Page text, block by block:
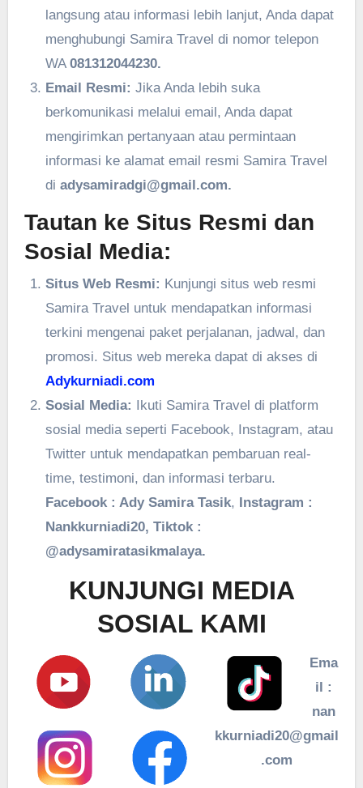
langsung atau informasi lebih lanjut, Anda dapat
menghubungi Samira Travel di nomor telepon
WA 081312044230.
Email Resmi: Jika Anda lebih suka
berkomunikasi melalui email, Anda dapat
mengirimkan pertanyaan atau permintaan
informasi ke alamat email resmi Samira Travel
di adysamiradgi@gmail.com.
Tautan ke Situs Resmi dan
Sosial Media:
Situs Web Resmi: Kunjungi situs web resmi
Samira Travel untuk mendapatkan informasi
terkini mengenai paket perjalanan, jadwal, dan
promosi. Situs web mereka dapat di akses di
Adykurniadi.com
Sosial Media: Ikuti Samira Travel di platform
sosial media seperti Facebook, Instagram, atau
Twitter untuk mendapatkan pembaruan real-
time, testimoni, dan informasi terbaru.
Facebook : Ady Samira Tasik, Instagram :
Nankkurniadi20, Tiktok :
@adysamiratasikmalaya.
KUNJUNGI MEDIA
SOSIAL KAMI
Ema
il :
nan
kkurniadi20@gmail
.com